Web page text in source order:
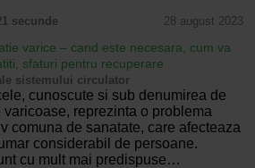
secunde 28 august 2023
varice – cand este necesara, cum va
sfaturi pentru recuperare
sistemului circulator
cunoscute si sub denumirea de
varicoase, reprezinta o problema
comuna de sanatate, care afecteaza
considerabil de persoane.
cu mult mai predispuse…